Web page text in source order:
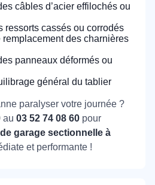
câbles d’acier effilochés ou
ressorts cassés ou corrodés
remplacement des charnières
panneaux déformés ou
général du tablier
paralyser votre journée ?
au 03 52 74 08 60 pour
garage sectionnelle à
et performante !